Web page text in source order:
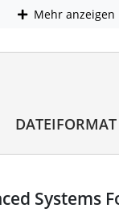
Mehr anzeigen
DATEIFORMAT
Systems